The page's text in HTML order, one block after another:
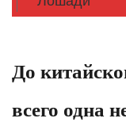
До
всего одна